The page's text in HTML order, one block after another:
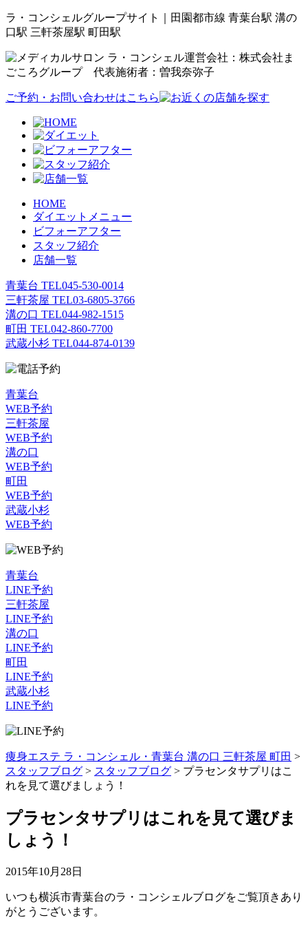
ラ・コンシェルグループサイト｜田園都市線 青葉台駅 溝の
口駅 三軒茶屋駅 町田駅
運営会社：株式会社ま
ごころグループ 代表施術者：曽我奈弥子
ご予約・お問い合わせはこちら
HOME
ダイエットメニュー
ビフォーアフター
スタッフ紹介
店舗一覧
青葉台 TEL045-530-0014
三軒茶屋 TEL03-6805-3766
溝の口 TEL044-982-1515
町田 TEL042-860-7700
武蔵小杉 TEL044-874-0139
青葉台
WEB予約
三軒茶屋
WEB予約
溝の口
WEB予約
町田
WEB予約
武蔵小杉
WEB予約
青葉台
LINE予約
三軒茶屋
LINE予約
溝の口
LINE予約
町田
LINE予約
武蔵小杉
LINE予約
痩身エステ ラ・コンシェル・青葉台 溝の口 三軒茶屋 町田 >
スタッフブログ > スタッフブログ > プラセンタサプリはこ
れを見て選びましょう！
プラセンタサプリはこれを見て選びま
しょう！
2015年10月28日
いつも横浜市青葉台のラ・コンシェルブログをご覧頂きあり
がとうございます。